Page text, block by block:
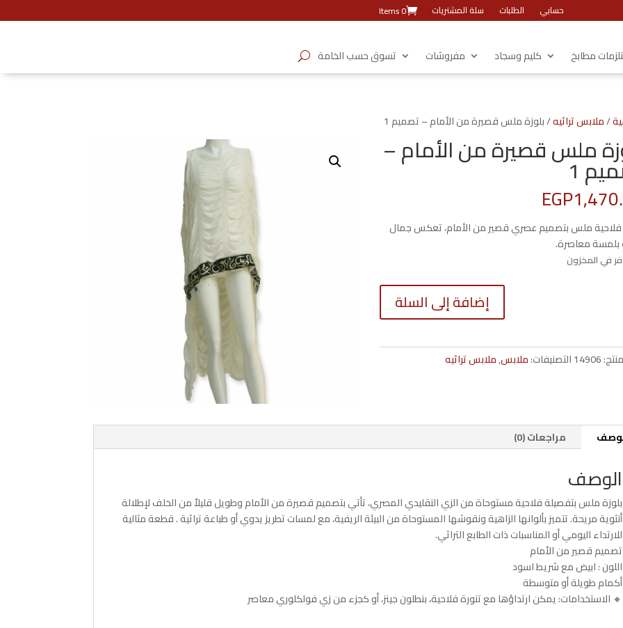
حسابي الطلبات سلة المشتريات 0 Items
مطابخ كليم وسجاد مفروشات تسوق حسب الخامة
/ملابس تراثيه/ بلوزة ملس قصيرة من الأمام – تصميم 1
ملس قصيرة من الأمام –
1
EGP
فلاحية ملس بتصميم عصري قصير من الأمام، تعكس جمال
بلمسة معاصرة.
كمية
ملس
إضافة إلى السلة
14906التصنيفات:ملابس,ملابس تراثيه
مراجعات (0)
الوصف
بلوزة ملس بتفصيلة فلاحية مستوحاة من الزي التقليدي المصري، تأتي بتصميم قصيرة من الأمام وطويل قليلاً من الخلف لإطلالة
أنثوية مريحة. تتميز بألوانها الزاهية ونقوشها المستوحاة من البيئة الريفية، مع لمسات تطريز يدوي أو طباعة تراثية . قطعة مثالية
للارتداء اليومي أو المناسبات ذات الطابع التراثي.
تصميم قصير من الأمام
اللون : ابيض مع شريط اسود
أكمام طويلة أو متوسطة
🔸 الاستخدامات: يمكن ارتداؤها مع تنورة فلاحية، بنطلون جينز، أو كجزء من زي فولكلوري معاصر